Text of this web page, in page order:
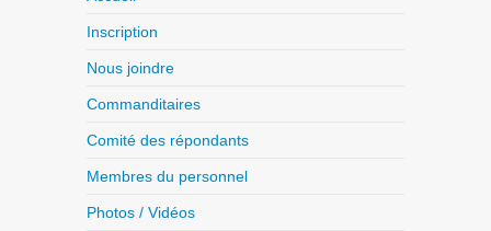
Inscription
Nous joindre
Commanditaires
Comité des répondants
Membres du personnel
Photos / Vidéos